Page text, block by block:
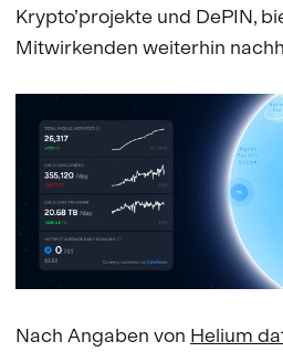
Krypto’projekte und DePIN,
Mitwirkenden weiterhin
Nach Angaben von Helium